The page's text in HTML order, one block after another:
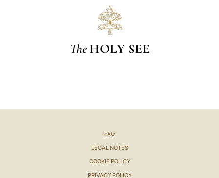
The HOLY SEE
FAQ
LEGAL NOTES
COOKIE POLICY
PRIVACY POLICY